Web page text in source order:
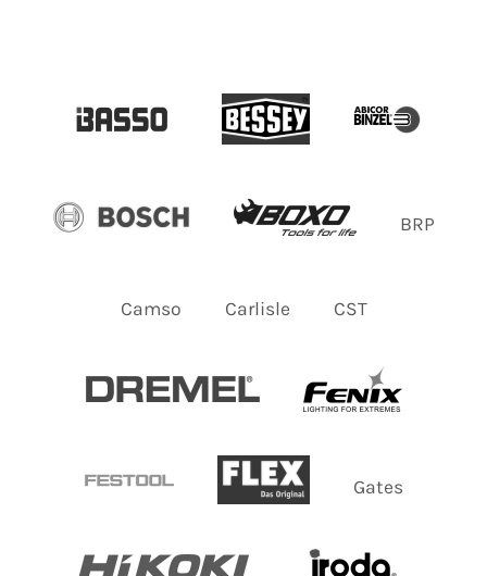
BRP
Camso Carlisle CST
Gates